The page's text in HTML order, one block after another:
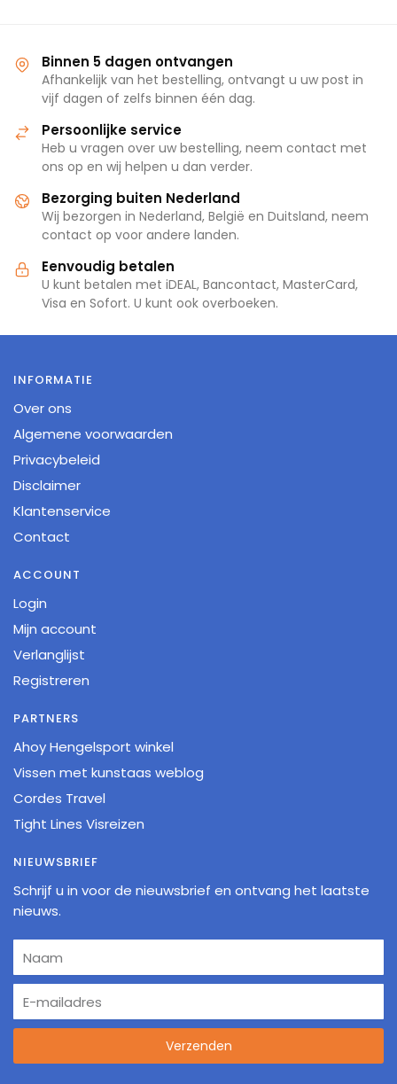
Binnen 5 dagen ontvangen
Afhankelijk van het bestelling, ontvangt u uw post in
vijf dagen of zelfs binnen één dag.
Persoonlijke service
Heb u vragen over uw bestelling, neem contact met
ons op en wij helpen u dan verder.
Bezorging buiten Nederland
Wij bezorgen in Nederland, België en Duitsland, neem
contact op voor andere landen.
Eenvoudig betalen
U kunt betalen met iDEAL, Bancontact, MasterCard,
Visa en Sofort. U kunt ook overboeken.
INFORMATIE
Over ons
Algemene voorwaarden
Privacybeleid
Disclaimer
Klantenservice
Contact
ACCOUNT
Login
Mijn account
Verlanglijst
Registreren
PARTNERS
Ahoy Hengelsport winkel
Vissen met kunstaas weblog
Cordes Travel
Tight Lines Visreizen
NIEUWSBRIEF
Schrijf u in voor de nieuwsbrief en ontvang het laatste
nieuws.
Verzenden